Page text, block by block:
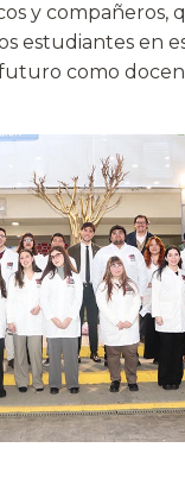
y compañeros,
estudiantes en
como